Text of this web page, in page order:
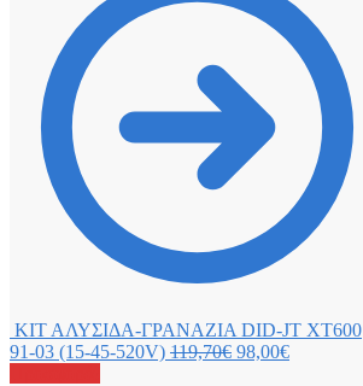
ΚΙΤ ΑΛΥΣΙΔΑ-ΓΡΑΝΑΖΙΑ DID-JT XT600
91-03 (15-45-520V) 119,70€ 98,00€